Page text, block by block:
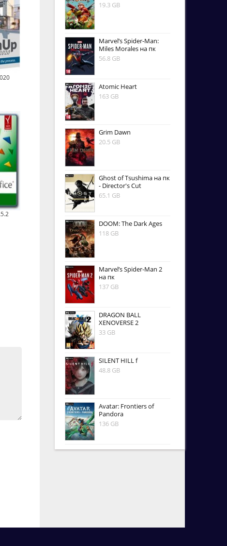
19.3 GB
Marvel’s Spider-Man:
Miles Morales на пк
56.8 GB
Atomic Heart
163 GB
Grim Dawn
20.5 GB
Ghost of Tsushima на пк
- Director's Cut
65.1 GB
DOOM: The Dark Ages
118 GB
Marvel’s Spider-Man 2
на пк
137 GB
DRAGON BALL
XENOVERSE 2
33 GB
SILENT HILL f
48.8 GB
Avatar: Frontiers of
Pandora
136 GB